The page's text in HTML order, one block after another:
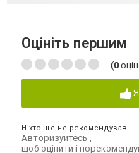
Оцініть першим
(0
Ніхто ще не рекомендував
Авторизуйтесь
щоб оцінити і